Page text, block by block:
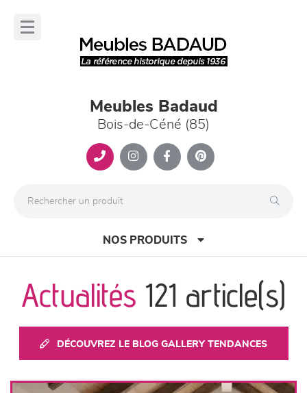
Meubles Badaud
Bois-de-Céné (85)
NOS PRODUITS
canapés et fauteuils
séjours
meubles de complément
Actualités 121 article(s)
DÉCOUVREZ LE BLOG GALLERY TENDANCES